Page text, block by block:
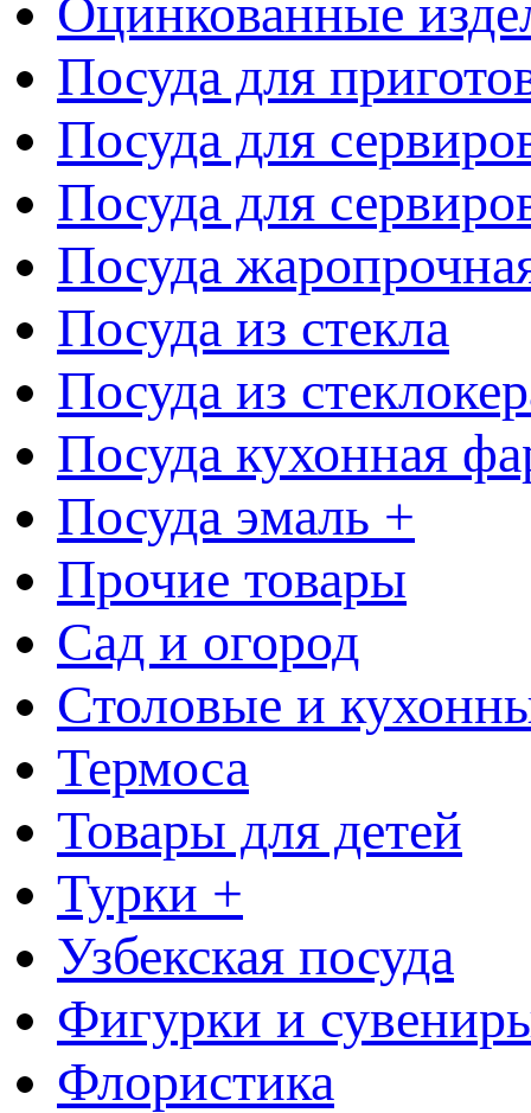
Оцинкованные
Посуда для
Посуда для
Посуда для
Посуда
Посуда из стекла
Посуда из
Посуда кухонная
Посуда эмаль +
Прочие товары
Сад и огород
Столовые и
Термоса
Товары для детей
Турки +
Узбекская посуда
Фигурки и
Флористика